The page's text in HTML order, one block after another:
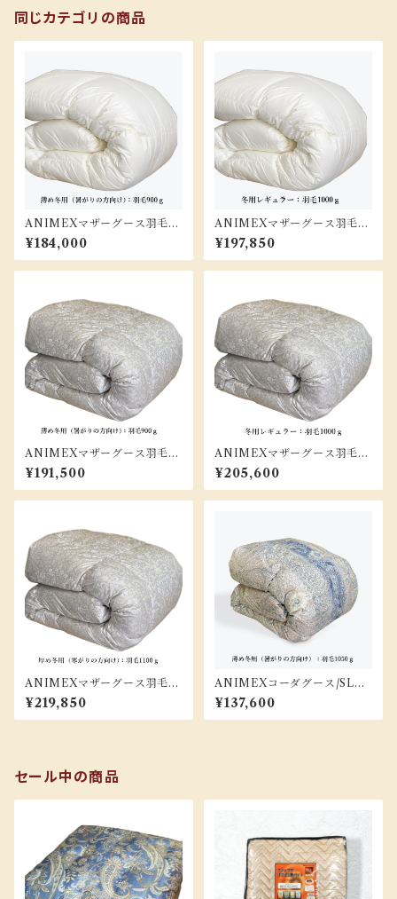
同じカテゴリの商品
ANIMEXマザーグース羽毛布
団/SLサイズ『PMR-SL-90
0』
¥184,000
ANIMEXマザーグース羽毛布
団/SLサイズ『PMR-SL-100
0』
¥197,850
ANIMEXマザーグース羽毛布
団/SLサイズ『リュクス-SL-9
00』
¥191,500
ANIMEXマザーグース羽毛布
団/SLサイズ『リュクス-SL-1
000』
¥205,600
ANIMEXマザーグース羽毛布
団/SLサイズ『リュクス-SL-1
100』
¥219,850
ANIMEXコーダグース/SLサ
イズ『フローリッシュ-SL-10
50』
¥137,600
セール中の商品